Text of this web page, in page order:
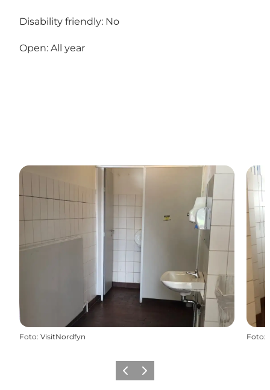
Disability friendly: No
Open: All year
Foto: VisitNordfyn Foto:
Föregående
Nästa